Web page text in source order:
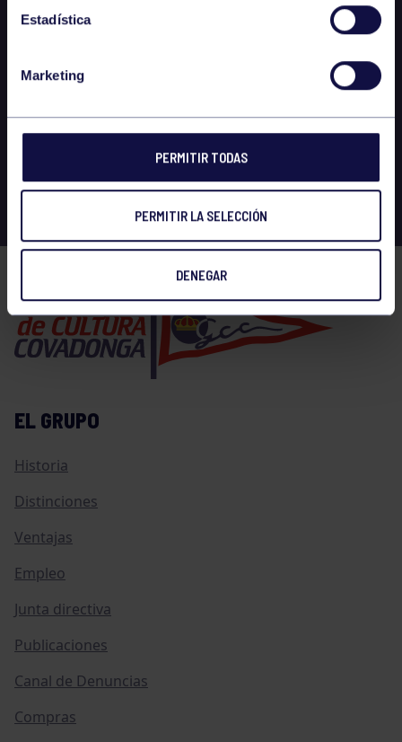
Estadística
Marketing
PERMITIR TODAS
PERMITIR LA SELECCIÓN
DENEGAR
EL GRUPO
Historia
Distinciones
Ventajas
Empleo
Junta directiva
Publicaciones
Canal de Denuncias
Compras